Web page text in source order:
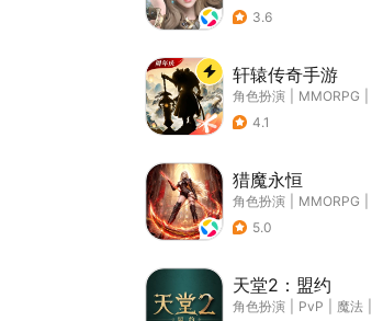
3.6
轩辕传奇手游
角色扮演 MMORPG
4.1
猎魔永恒
角色扮演 MMORPG
5.0
天堂2：盟约
角色扮演 PvP 魔法